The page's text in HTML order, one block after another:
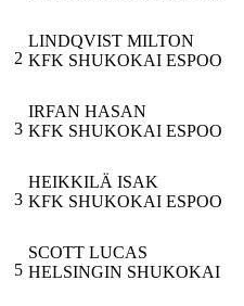
2
LINDQVIST MILTON
KFK SHUKOKAI ESPOO
3
IRFAN HASAN
KFK SHUKOKAI ESPOO
3
HEIKKILÄ ISAK
KFK SHUKOKAI ESPOO
5
SCOTT LUCAS
HELSINGIN SHUKOKAI